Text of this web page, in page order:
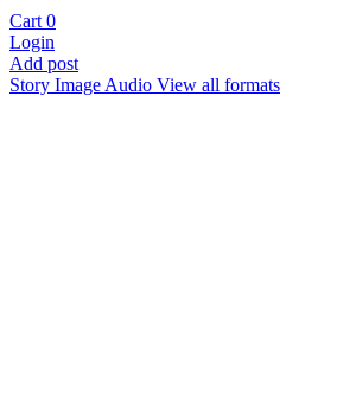
Cart 0
Login
Add post
Story Image Audio View all formats